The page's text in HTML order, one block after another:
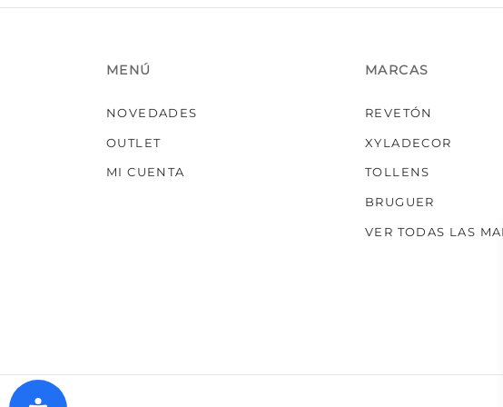
MENÚ
NOVEDADES
OUTLET
MI CUENTA
MARCAS
REVETÓN
XYLADECOR
TOLLENS
BRUGUER
VER TODAS LAS